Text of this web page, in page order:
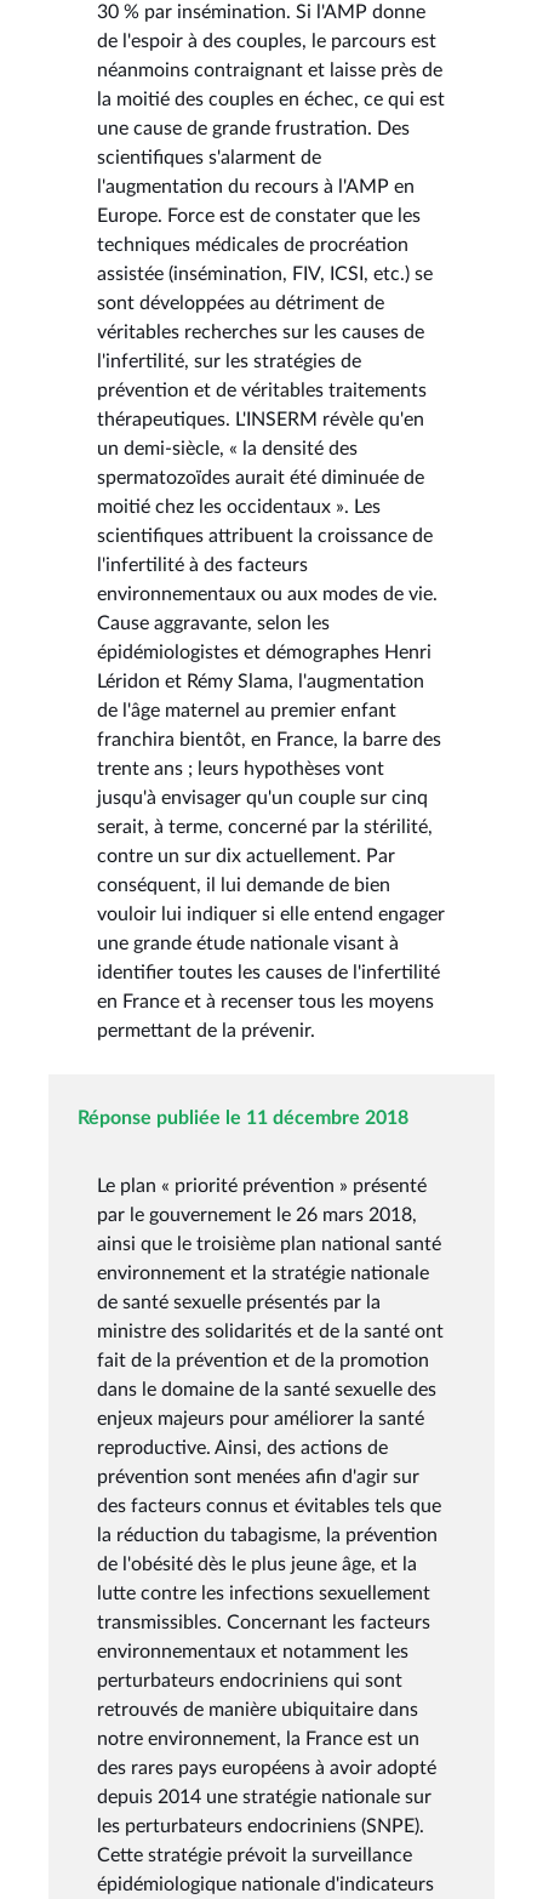
30 % par insémination. Si l'AMP donne
de l'espoir à des couples, le parcours est
néanmoins contraignant et laisse près de
la moitié des couples en échec, ce qui est
une cause de grande frustration. Des
scientifiques s'alarment de
l'augmentation du recours à l'AMP en
Europe. Force est de constater que les
techniques médicales de procréation
assistée (insémination, FIV, ICSI, etc.) se
sont développées au détriment de
véritables recherches sur les causes de
l'infertilité, sur les stratégies de
prévention et de véritables traitements
thérapeutiques. L'INSERM révèle qu'en
un demi-siècle, « la densité des
spermatozoïdes aurait été diminuée de
moitié chez les occidentaux ». Les
scientifiques attribuent la croissance de
l'infertilité à des facteurs
environnementaux ou aux modes de vie.
Cause aggravante, selon les
épidémiologistes et démographes Henri
Léridon et Rémy Slama, l'augmentation
de l'âge maternel au premier enfant
franchira bientôt, en France, la barre des
trente ans ; leurs hypothèses vont
jusqu'à envisager qu'un couple sur cinq
serait, à terme, concerné par la stérilité,
contre un sur dix actuellement. Par
conséquent, il lui demande de bien
vouloir lui indiquer si elle entend engager
une grande étude nationale visant à
identifier toutes les causes de l'infertilité
en France et à recenser tous les moyens
permettant de la prévenir.
Réponse publiée le 11 décembre 2018
Le plan « priorité prévention » présenté
par le gouvernement le 26 mars 2018,
ainsi que le troisième plan national santé
environnement et la stratégie nationale
de santé sexuelle présentés par la
ministre des solidarités et de la santé ont
fait de la prévention et de la promotion
dans le domaine de la santé sexuelle des
enjeux majeurs pour améliorer la santé
reproductive. Ainsi, des actions de
prévention sont menées afin d'agir sur
des facteurs connus et évitables tels que
la réduction du tabagisme, la prévention
de l'obésité dès le plus jeune âge, et la
lutte contre les infections sexuellement
transmissibles. Concernant les facteurs
environnementaux et notamment les
perturbateurs endocriniens qui sont
retrouvés de manière ubiquitaire dans
notre environnement, la France est un
des rares pays européens à avoir adopté
depuis 2014 une stratégie nationale sur
les perturbateurs endocriniens (SNPE).
Cette stratégie prévoit la surveillance
épidémiologique nationale d'indicateurs